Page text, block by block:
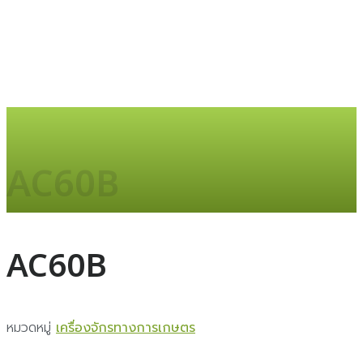
AC60B
AC60B
หมวดหมู่ เครื่องจักรทางการเกษตร